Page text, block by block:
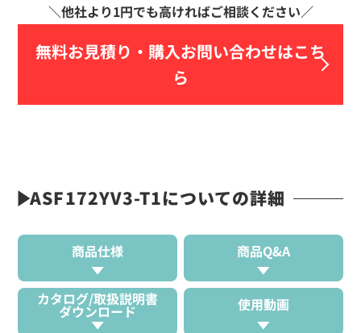
無料お見積り・ 購入お問い合わせはこち
ら
ASF172YV3-T1についての詳細
商品仕様 商品Q&A
カタログ/取扱説明書
ダウンロード 使用動画